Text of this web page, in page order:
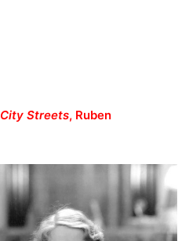
City Streets, Ruben